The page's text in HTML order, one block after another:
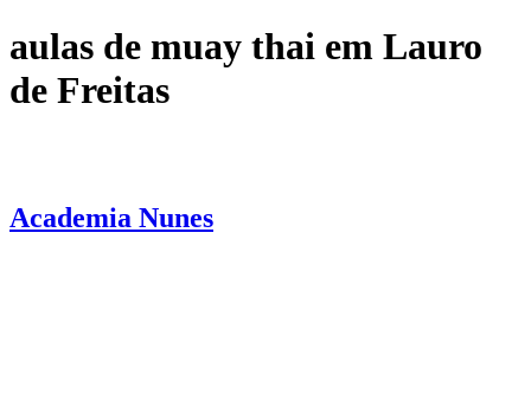
aulas de muay thai em Lauro
de Freitas
Academia Nunes